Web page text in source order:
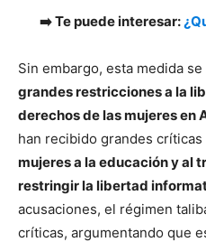
➡️ Te puede interesar:
Sin embargo, esta medida
grandes restricciones a la
derechos de las mujeres en
han recibido grandes críticas
mujeres a la educación y al
restringir la libertad
acusaciones, el régimen
críticas, argumentando que